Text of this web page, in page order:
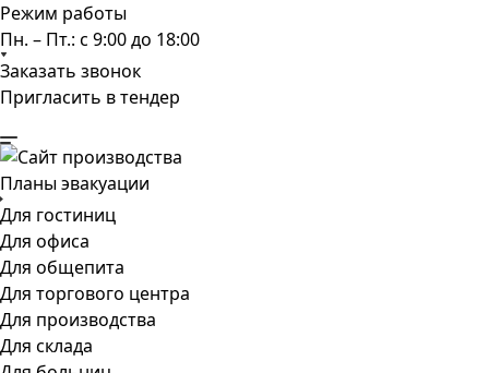
Режим работы
Пн. – Пт.: с 9:00 до 18:00
Заказать звонок
Пригласить в тендер
Планы эвакуации
Для гостиниц
Для офиса
Для общепита
Для торгового центра
Для производства
Для склада